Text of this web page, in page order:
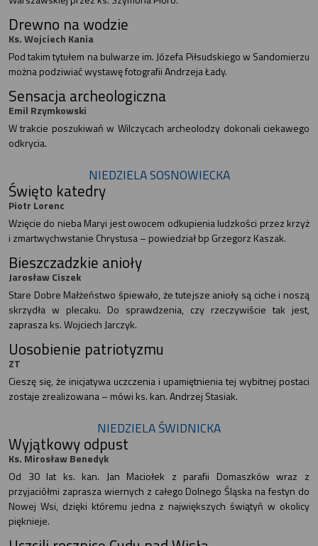
Drewno na wodzie
Ks. Wojciech Kania
Pod takim tytułem na bulwarze im. Józefa Piłsudskiego w Sandomierzu
można podziwiać wystawę fotografii Andrzeja Łady.
Sensacja archeologiczna
Emil Rzymkowski
W trakcie poszukiwań w Wilczycach archeolodzy dokonali ciekawego
odkrycia.
NIEDZIELA SOSNOWIECKA
Święto katedry
Piotr Lorenc
Wzięcie do nieba Maryi jest owocem odkupienia ludzkości przez krzyż
i zmartwychwstanie Chrystusa – powiedział bp Grzegorz Kaszak.
Bieszczadzkie anioły
Jarosław Ciszek
Stare Dobre Małżeństwo śpiewało, że tutejsze anioły są ciche i noszą
skrzydła w plecaku. Do sprawdzenia, czy rzeczywiście tak jest,
zaprasza ks. Wojciech Jarczyk.
Uosobienie patriotyzmu
ZT
Cieszę się, że inicjatywa uczczenia i upamiętnienia tej wybitnej postaci
zostaje zrealizowana – mówi ks. kan. Andrzej Stasiak.
NIEDZIELA ŚWIDNICKA
Wyjątkowy odpust
Ks. Mirosław Benedyk
Od 30 lat ks. kan. Jan Maciołek z parafii Domaszków wraz z
przyjaciółmi zaprasza wiernych z całego Dolnego Śląska na festyn do
Nowej Wsi, dzięki któremu jedna z największych świątyń w okolicy
pięknieje.